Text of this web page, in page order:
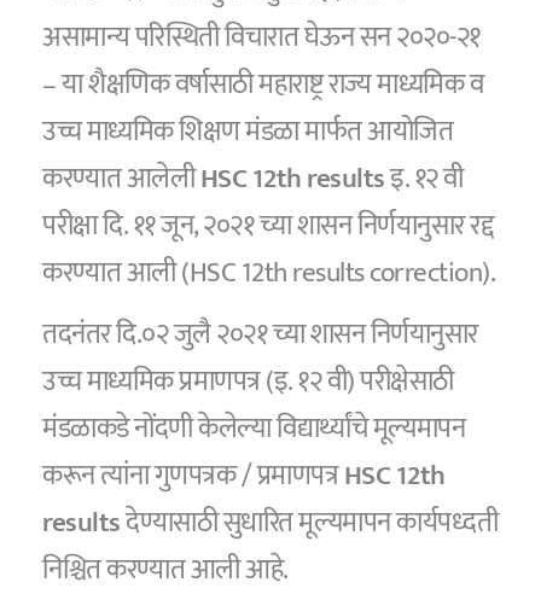
असामान्य परिस्थिती विचारात घेऊन सन २०२०-२१
– या शैक्षणिक वर्षासाठी महाराष्ट्र राज्य माध्यमिक व
उच्च माध्यमिक शिक्षण मंडळा मार्फत आयोजित
करण्यात आलेलीHSC 12th resultsइ. १२ वी
परीक्षा दि. ११ जून, २०२१ च्या शासन निर्णयानुसार रद्द
करण्यात आली (HSC 12th results correction).
तदनंतर दि.०२ जुलै २०२१ च्या शासन निर्णयानुसार
उच्च माध्यमिक प्रमाणपत्र (इ. १२ वी) परीक्षेसाठी
मंडळाकडे नोंदणी केलेल्या विद्यार्थ्यांचे मूल्यमापन
करून त्यांना गुणपत्रक / प्रमाणपत्रHSC 12th
resultsदेण्यासाठी सुधारित मूल्यमापन कार्यपध्दती
निश्चित करण्यात आली आहे.